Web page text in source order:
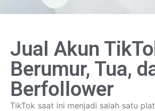
Jual Akun
Berumur, Tua,
Berfollower
TikTok saat ini menjadi salah satu